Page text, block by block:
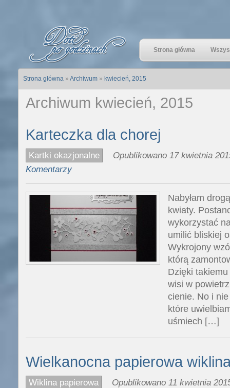
Strona główna
Strona główna» Archiwum» kwiecień, 2015
Archiwum kwiecień, 2015
Karteczka dla chorej
Kartki okazjonalne
Opublikowano 17 kwietnia
Komentarzy
Nabyłam
kwiaty.
wykorzystać
umilić bliskiej
Wykrojony
którą
Dzięki
wisi w
cienie. No i
które
uśmiech […]
Wielkanocna papierowa
Wiklina papierowa
Opublikowano 11 kwietnia